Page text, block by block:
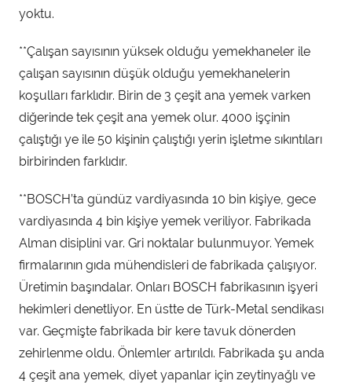
yoktu.
**Çalışan sayısının yüksek olduğu yemekhaneler ile
çalışan sayısının düşük olduğu yemekhanelerin
koşulları farklıdır. Birin de 3 çeşit ana yemek varken
diğerinde tek çeşit ana yemek olur. 4000 işçinin
çalıştığı ye ile 50 kişinin çalıştığı yerin işletme sıkıntıları
birbirinden farklıdır.
**BOSCH’ta gündüz vardiyasında 10 bin kişiye, gece
vardiyasında 4 bin kişiye yemek veriliyor. Fabrikada
Alman disiplini var. Gri noktalar bulunmuyor. Yemek
firmalarının gıda mühendisleri de fabrikada çalışıyor.
Üretimin başındalar. Onları BOSCH fabrikasının işyeri
hekimleri denetliyor. En üstte de Türk-Metal sendikası
var. Geçmişte fabrikada bir kere tavuk dönerden
zehirlenme oldu. Önlemler artırıldı. Fabrikada şu anda
4 çeşit ana yemek, diyet yapanlar için zeytinyağlı ve